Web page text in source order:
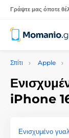
Γράψτε μας όποτε
Σπίτι Apple
iPhone
Ενισχυμένο